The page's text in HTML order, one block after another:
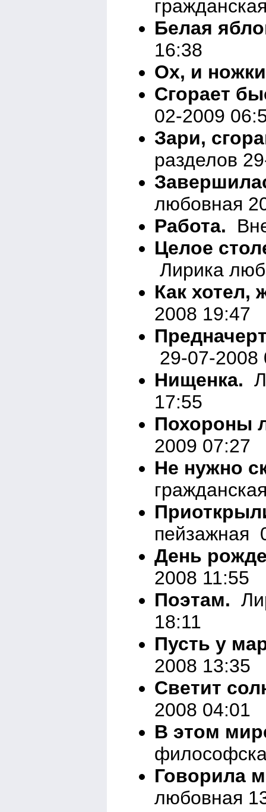
Белая
16:38
Ох, и
Сгорает
02-2009
Зари,
разделов
любовная
Работа.
Целое
Лирика
Как хотел,
2008 19:47
29-07-2008
Нищенка.
17:55
Похороны
2009 07:27
Не нужно
пейзажная
День
2008 11:55
Поэтам.
18:11
Пусть у
2008 13:35
Светит
2008 04:01
В этом
Говорила
любовная